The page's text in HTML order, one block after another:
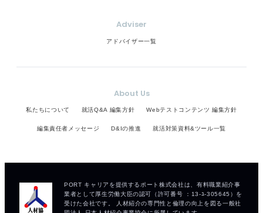
Adviser
アドバイザー一覧
About Us
私たちについて 就活Q&A 編集方針 Webテストコンテンツ 編集方針
編集責任者メッセージ D&Iの推進 就活対策資料&ツール一覧